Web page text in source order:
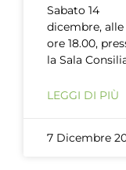
Sabato 14
dicembre, alle
ore 18.00,
la Sala
LEGGI DI PIÙ
7 Dicembre